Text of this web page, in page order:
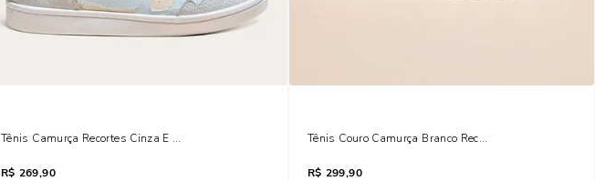
Tênis Camurça Recortes Cinza E Azul
R$ 269,90
Tênis Couro Camurça Branco Recorte Metalizado
R$ 299,90